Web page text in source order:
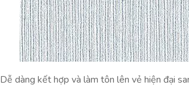
Dễ dàng kết hợp và làm tôn lên vẻ hiện đại